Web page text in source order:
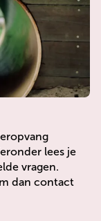
lees je
vragen.
dan contact